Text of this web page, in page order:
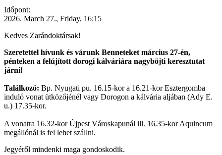
Időpont:
2026. March 27., Friday, 16:15
Kedves Zarándoktársak!
Szeretettel hívunk és várunk Benneteket március 27-én,
pénteken a felújított dorogi kálváriára nagyböjti keresztutat
járni!
Találkozó: Bp. Nyugati pu. 16.15-kor a 16.21-kor Esztergomba
induló vonat ütközőjénél vagy Dorogon a kálvária aljában (Ady E.
u.) 17.35-kor.
A vonatra 16.32-kor Újpest Városkapunál ill. 16.35-kor Aquincum
megállónál is fel lehet szállni.
Jegyéről mindenki maga gondoskodik.